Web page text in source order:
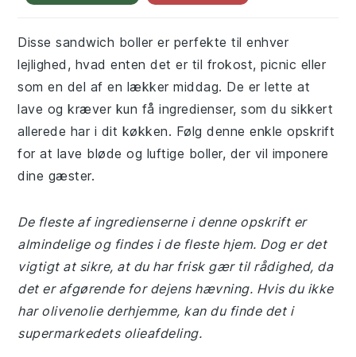
Disse sandwich boller er perfekte til enhver
lejlighed, hvad enten det er til frokost, picnic eller
som en del af en lækker middag. De er lette at
lave og kræver kun få ingredienser, som du sikkert
allerede har i dit køkken. Følg denne enkle opskrift
for at lave bløde og luftige boller, der vil imponere
dine gæster.
De fleste af ingredienserne i denne opskrift er
almindelige og findes i de fleste hjem. Dog er det
vigtigt at sikre, at du har frisk gær til rådighed, da
det er afgørende for dejens hævning. Hvis du ikke
har olivenolie derhjemme, kan du finde det i
supermarkedets olieafdeling.